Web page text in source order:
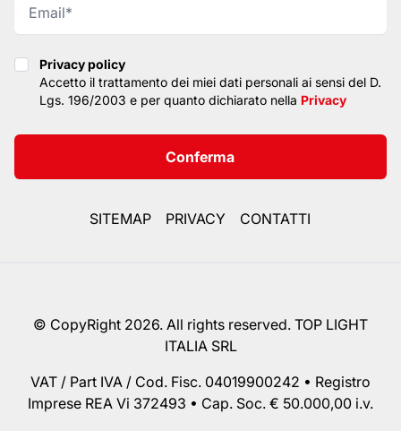
Privacy policy
Privacy policy
Accetto il trattamento dei miei dati personali ai sensi del D.
Lgs. 196/2003 e per quanto dichiarato nella Privacy
Conferma
SITEMAP PRIVACY CONTATTI
© CopyRight 2026. All rights reserved. TOP LIGHT
ITALIA SRL
VAT / Part IVA / Cod. Fisc. 04019900242 • Registro
Imprese REA Vi 372493 • Cap. Soc. € 50.000,00 i.v.